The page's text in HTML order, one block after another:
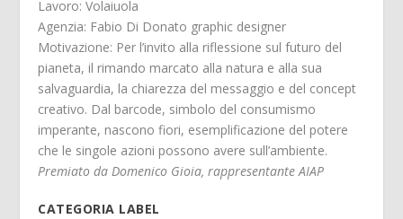
Lavoro: Volaiuola
Agenzia: Fabio Di Donato graphic designer
Motivazione: Per l’invito alla riflessione sul futuro del
pianeta, il rimando marcato alla natura e alla sua
salvaguardia, la chiarezza del messaggio e del concept
creativo. Dal barcode, simbolo del consumismo
imperante, nascono fiori, esemplificazione del potere
che le singole azioni possono avere sull’ambiente.
Premiato da Domenico Gioia, rappresentante AIAP
CATEGORIA LABEL